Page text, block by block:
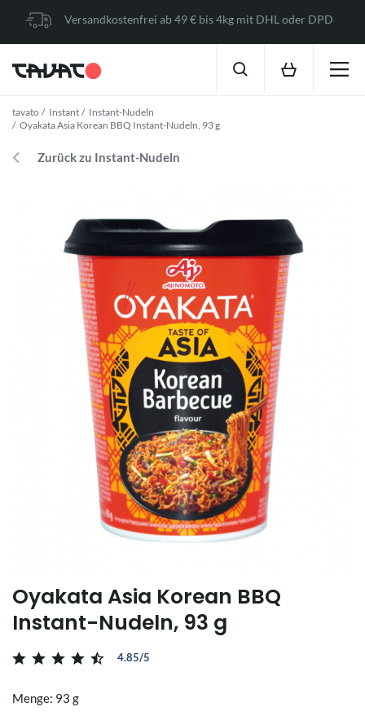
Versandkostenfrei ab 49 € bis 4kg mit DHL oder DPD
tavato Instant
Instant-Nudeln
Oyakata Asia Korean BBQ Instant-Nudeln, 93 g
Zurück zu Instant-Nudeln
Oyakata Asia Korean BBQ
Instant-Nudeln, 93 g
4.85/5
Menge: 93 g